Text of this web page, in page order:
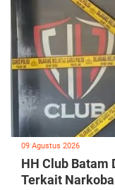
09 Agustus 2026
HH Club Batam
Terkait Narkoba